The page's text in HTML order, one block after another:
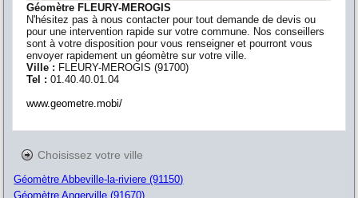
Géomètre FLEURY-MEROGIS
N'hésitez pas à nous contacter pour tout demande de devis ou
pour une intervention rapide sur votre commune. Nos conseillers
sont à votre disposition pour vous renseigner et pourront vous
envoyer rapidement un géomètre sur votre ville.
Ville : FLEURY-MEROGIS (91700)
Tel :01.40.40.01.04
www.geometre.mobi/
Choisissez votre ville
Géomètre Abbeville-la-riviere (91150)
Géomètre Angerville (91670)